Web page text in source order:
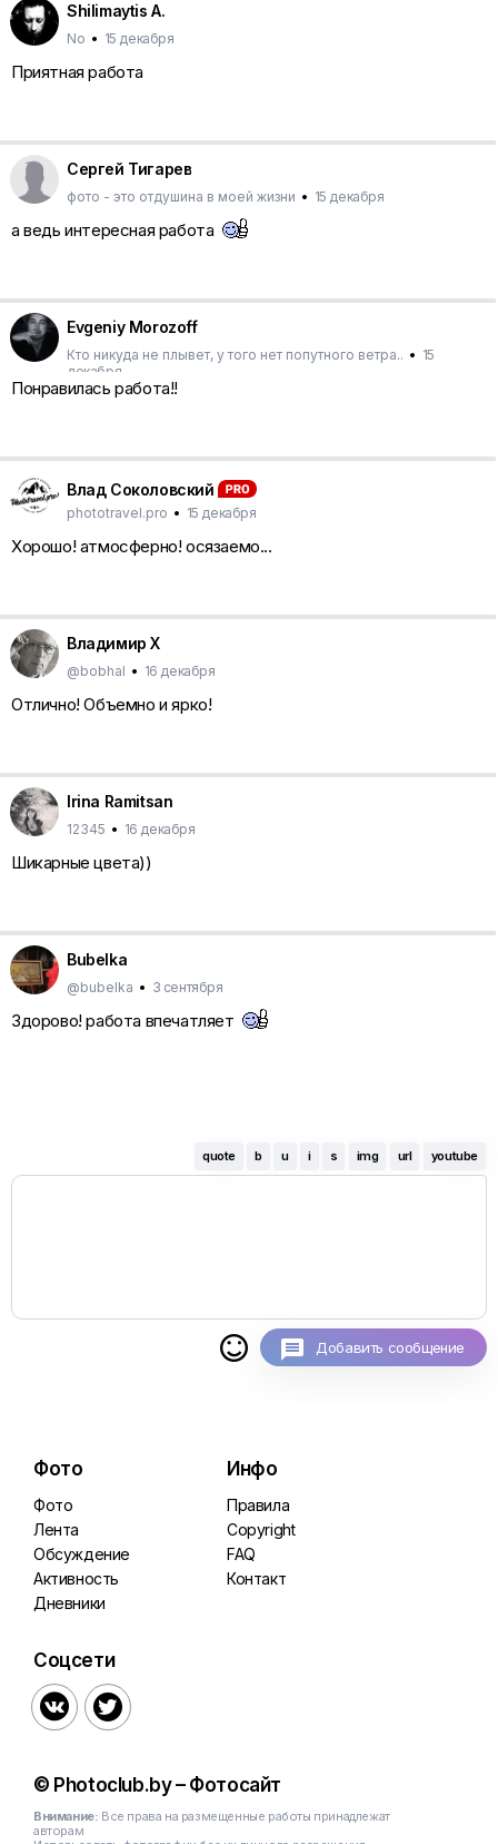
Shilimaytis A.
No • 15 декабря
Приятная работа
Сергей Тигарев
фото - это отдушина в моей жизни • 15 декабря
а ведь интересная работа
Evgeniy Morozoff
Кто никуда не плывет, у того нет попутного ветра.. • 15
декабря
Понравилась работа!!
Влад Соколовский
phototravel.pro • 15 декабря
Хорошо! атмосферно! осязаемо...
Владимир Х
@bobhal • 16 декабря
Отлично! Объемно и ярко!
Irina Ramitsan
12345 • 16 декабря
Шикарные цвета))
Bubelka
@bubelka • 3 сентября
Здорово! работа впечатляет
quote b u i s img url youtube
 Добавить сообщение
Фото
Фото
Лента
Обсуждение
Активность
Дневники
Инфо
Правила
Copyright
FAQ
Контакт
Соцсети
 
© Photoclub.by – Фотосайт
Внимание: Все права на размещенные работы принадлежат
авторам